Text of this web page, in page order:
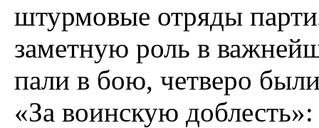
штурмовые отряды
заметную роль в
пали в бою, четверо
«За воинскую